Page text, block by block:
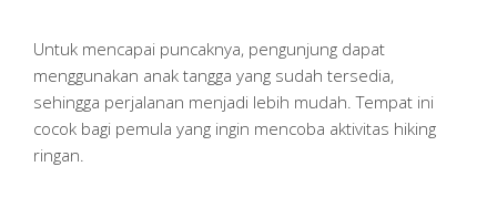
Untuk mencapai puncaknya, pengunjung dapat
menggunakan anak tangga yang sudah tersedia,
sehingga perjalanan menjadi lebih mudah. Tempat ini
cocok bagi pemula yang ingin mencoba aktivitas hiking
ringan.